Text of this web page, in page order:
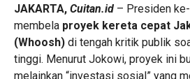
JAKARTA, Cuitan.id – Presiden
membela proyek kereta cepat
(Whoosh) di tengah kritik publik
tinggi. Menurut Jokowi, proyek ini
melainkan “investasi sosial” yang